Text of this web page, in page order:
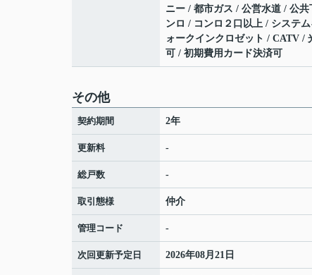
ニー / 都市ガス / 公営水道 / 公
ンロ / コンロ２口以上 / システ
ォークインクロゼット / CATV /
可 / 初期費用カード決済可
その他
契約期間 2年
更新料 -
総戸数 -
取引態様 仲介
管理コード -
次回更新予定日 2026年08月21日